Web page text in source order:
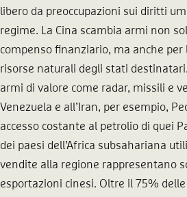
libero da preoccupazioni sui diritti
regime. La Cina scambia armi non
compenso finanziario, ma anche per
risorse naturali degli stati
armi di valore come radar, missili e
Venezuela e all’Iran, per esempio,
accesso costante al petrolio di quei
dei paesi dell’Africa subsahariana
vendite alla regione rappresentano
esportazioni cinesi. Oltre il 75%